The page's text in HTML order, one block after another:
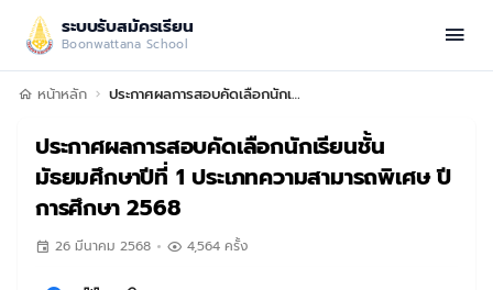
ระบบรับสมัครเรียน
Boonwattana School
หน้าหลัก ประกาศผลการสอบคัดเลือกนักเรียนชั้นมัธยมศึกษาปีที่ 1 ประเภทความสามารถพิเศษ ปีการศึกษา 2568
ประกาศผลการสอบคัดเลือกนักเรียนชั้น
มัธยมศึกษาปีที่ 1 ประเภทความสามารถพิเศษ ปี
การศึกษา 2568
26 มีนาคม 2568 4,564 ครั้ง